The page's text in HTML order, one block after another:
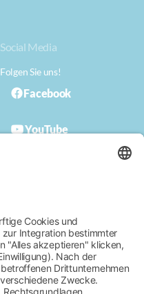
Social Media
Folgen Sie uns!
Facebook
YouTube